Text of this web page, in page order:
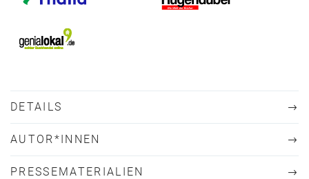
DETAILS
AUTOR*INNEN
PRESSEMATERIALIEN